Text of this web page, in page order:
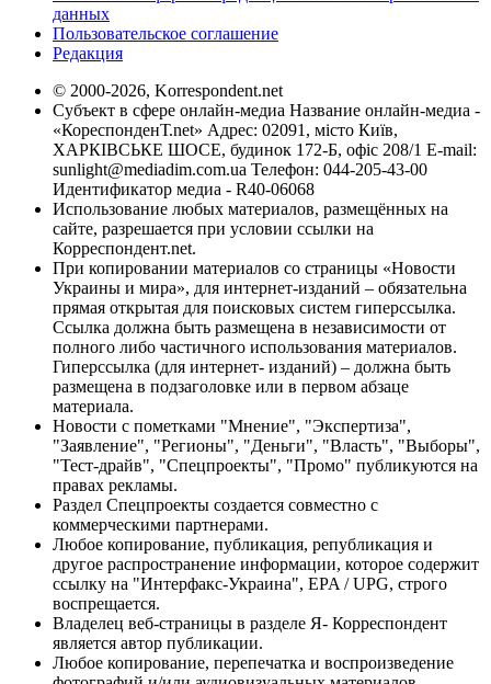
данных
Пользовательское соглашение
Редакция
© 2000-2026, Korrespondent.net
Субъект в сфере онлайн-медиа Название онлайн-медиа -
«КореспонденТ.net» Адрес: 02091, місто Київ,
ХАРКІВСЬКЕ ШОСЕ, будинок 172-Б, офіс 208/1 E-mail:
sunlight@mediadim.com.ua Телефон: 044-205-43-00
Идентификатор медиа - R40-06068
Использование любых материалов, размещённых на
сайте, разрешается при условии ссылки на
Корреспондент.net.
При копировании материалов со страницы «Новости
Украины и мира», для интернет-изданий – обязательна
прямая открытая для поисковых систем гиперссылка.
Ссылка должна быть размещена в независимости от
полного либо частичного использования материалов.
Гиперссылка (для интернет- изданий) – должна быть
размещена в подзаголовке или в первом абзаце
материала.
Новости с пометками "Мнение", "Экспертиза",
"Заявление", "Регионы", "Деньги", "Власть", "Выборы",
"Тест-драйв", "Спецпроекты", "Промо" публикуются на
правах рекламы.
Раздел Спецпроекты создается совместно с
коммерческими партнерами.
Любое копирование, публикация, републикация и
другое распространение информации, которое содержит
ссылку на "Интерфакс-Украина", EPA / UPG, строго
воспрещается.
Владелец веб-страницы в разделе Я- Корреспондент
является автор публикации.
Любое копирование, перепечатка и воспроизведение